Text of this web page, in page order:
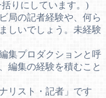
りにしています。)
局の記者経験や、何ら
しいでしょう。未経験
集プロダクションと呼
編集の経験を積むこと
リスト・記者」です